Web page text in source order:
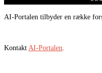
AI-Portalen tilbyder en række
Kontakt AI-Portalen.